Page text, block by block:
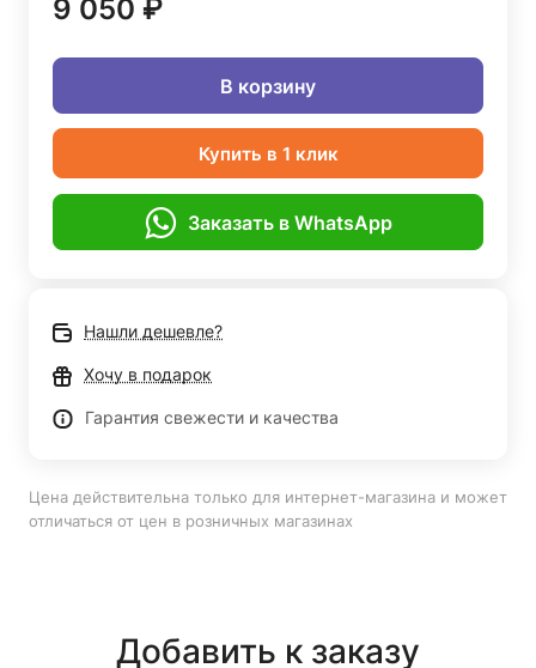
9 050 ₽
В корзину
Купить в 1 клик
Заказать в WhatsApp
Нашли дешевле?
Хочу в подарок
Гарантия свежести и качества
Цена действительна только для интернет-магазина и может
отличаться от цен в розничных магазинах
Добавить к заказу